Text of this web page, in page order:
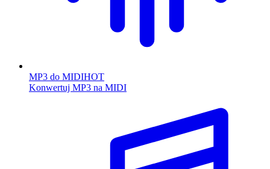
MP3 do MIDIHOT
Konwertuj MP3 na MIDI